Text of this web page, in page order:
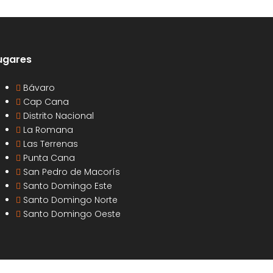
Bávaro
Cap Cana
Distrito Nacional
La Romana
Las Terrenas
Punta Cana
San Pedro de Macorís
Santo Domingo Este
Santo Domingo Norte
Santo Domingo Oeste